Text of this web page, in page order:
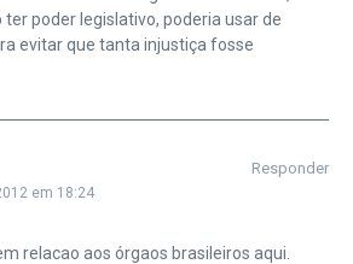
ter poder legislativo, poderia usar de
evitar que tanta injustiça fosse
em 18:24
Responder
relacao aos órgaos brasileiros aqui.